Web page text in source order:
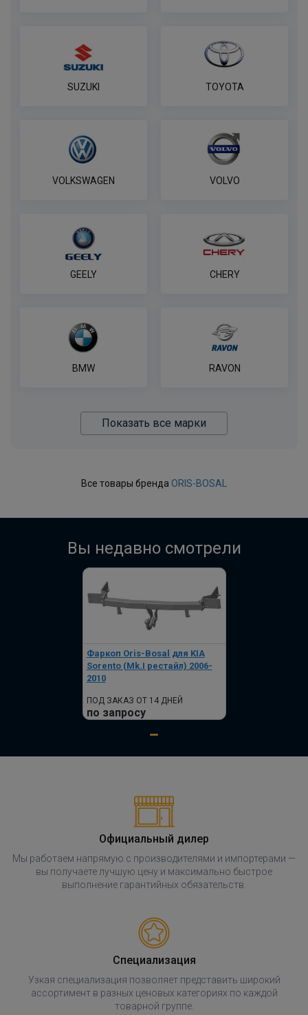
SUZUKI TOYOTA
VOLKSWAGEN VOLVO
GEELY CHERY
BMW RAVON
Показать все марки
Все товары бренда ORIS-BOSAL
Вы недавно смотрели
Фаркоп Oris-Bosal для KIA
Sorento (Mk.I рестайл) 2006-
2010
ПОД ЗАКАЗ ОТ 14 ДНЕЙ
по запросу
Официальный дилер
Мы работаем напрямую с производителями и импортерами —
вы получаете лучшую цену и максимально быстрое
выполнение гарантийных обязательств.
Специализация
Узкая специализация позволяет представить широкий
ассортимент в разных ценовых категориях по каждой
товарной группе.